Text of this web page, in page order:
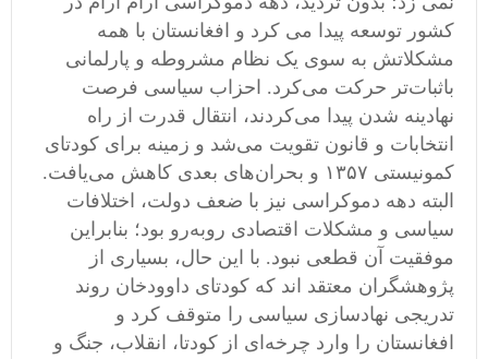
کشور توسعه پیدا می کرد و افغانستان با همه
مشکلاتش به سوی یک نظام مشروطه و پارلمانی
باثبات‌تر حرکت می‌کرد. احزاب سیاسی فرصت
نهادینه شدن پیدا می‌کردند، انتقال قدرت از راه
انتخابات و قانون تقویت می‌شد و زمینه برای کودتای
کمونیستی ۱۳۵۷ و بحران‌های بعدی کاهش می‌یافت.
البته دهه دموکراسی نیز با ضعف دولت، اختلافات
سیاسی و مشکلات اقتصادی روبه‌رو بود؛ بنابراین
موفقیت آن قطعی نبود. با این حال، بسیاری از
پژوهشگران معتقد اند که کودتای داوودخان روند
تدریجی نهادسازی سیاسی را متوقف کرد و
افغانستان را وارد چرخه‌ای از کودتا، انقلاب، جنگ و